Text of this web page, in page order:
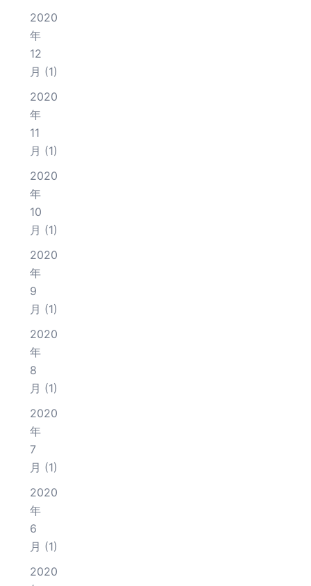
2020
年
12
月 (1)
2020
年
11
月 (1)
2020
年
10
月 (1)
2020
年
9
月 (1)
2020
年
8
月 (1)
2020
年
7
月 (1)
2020
年
6
月 (1)
2020